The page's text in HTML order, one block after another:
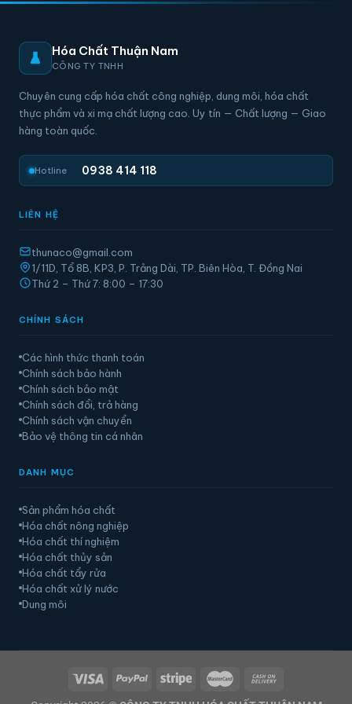
Hóa Chất Thuận Nam
CÔNG TY TNHH
Chuyên cung cấp hóa chất công nghiệp, dung môi, hóa chất
thực phẩm và xi mạ chất lượng cao. Uy tín — Chất lượng — Giao
hàng toàn quốc.
Hotline 0938 414 118
LIÊN HỆ
thunaco@gmail.com
1/11D, Tổ 8B, KP3, P. Trảng Dài, TP. Biên Hòa, T. Đồng Nai
Thứ 2 – Thứ 7: 8:00 – 17:30
CHÍNH SÁCH
Các hình thức thanh toán
Chính sách bảo hành
Chính sách bảo mật
Chính sách đổi, trả hàng
Chính sách vận chuyển
Bảo vệ thông tin cá nhân
DANH MỤC
Sản phẩm hóa chất
Hóa chất nông nghiệp
Hóa chất thí nghiệm
Hóa chất thủy sản
Hóa chất tẩy rửa
Hóa chất xử lý nước
Dung môi